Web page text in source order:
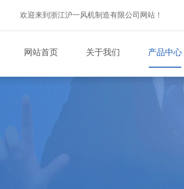
欢迎来到浙江沪一风机制造有限公司网站！
网站首页 关于我们 产品中心